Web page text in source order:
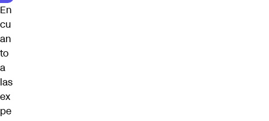
En
cu
an
to
a
las
ex
pe